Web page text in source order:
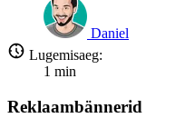
Daniel
Lugemisaeg:
1 min
Reklaambännerid